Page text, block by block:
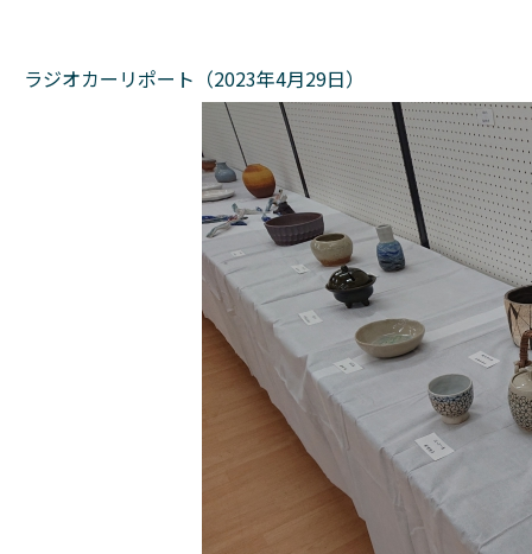
ラジオカーリポート（2023年4月29日）